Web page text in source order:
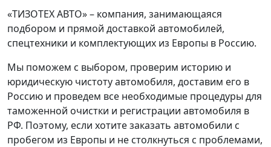
«ТИЗОТЕХ АВТО» – компания, занимающаяся
подбором и прямой доставкой автомобилей,
спецтехники и комплектующих из Европы в Россию.
Мы поможем с выбором, проверим историю и
юридическую чистоту автомобиля, доставим его в
Россию и проведем все необходимые процедуры для
таможенной очистки и регистрации автомобиля в
РФ. Поэтому, если хотите заказать автомобили с
пробегом из Европы и не столкнуться с проблемами,